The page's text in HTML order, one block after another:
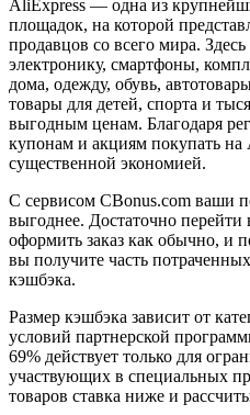
AliExpress — одна из
площадок, на которой
продавцов со всего мира.
электронику, смартфоны,
дома, одежду, обувь,
товары для детей, спорта и
выгодным ценам. Благодаря
купонам и акциям покупать
существенной экономией.
С сервисом CBonus.com ваши
выгоднее. Достаточно перейти
оформить заказ как обычно, и
вы получите часть
кэшбэка.
Размер кэшбэка зависит от
условий партнерской
69% действует только для
участвующих в специальных
товаров ставка ниже и